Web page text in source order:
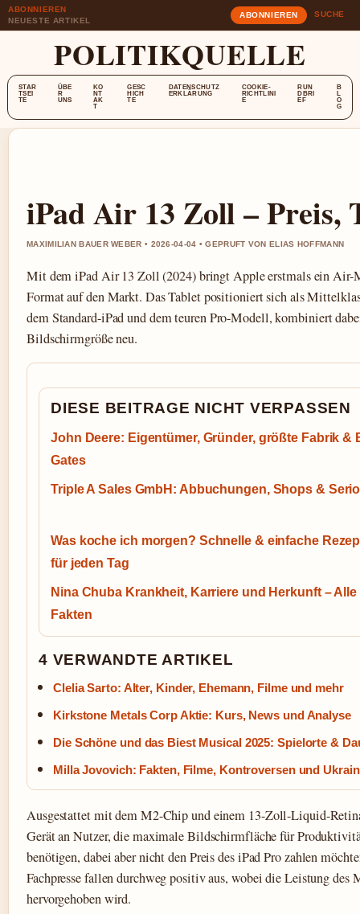
ABONNIEREN
NEUESTE ARTIKEL
ABONNIEREN SUCHE
POLITIKQUELLE
STAR
TSEI
TE
ÜBE
R
UNS
KO
NT
AK
T
GESC
HICH
TE
DATENSCHUTZ
ERKLÄRUNG
COOKIE-
RICHTLINI
E
RUN
DBRI
EF
B
L
O
G
iPad Air 13 Zoll – Preis,
MAXIMILIAN BAUER WEBER • 2026-04-04 • GEPRUFT VON ELIAS HOFFMANN
Mit dem iPad Air 13 Zoll (2024) bringt Apple erstmals ein Air-
Format auf den Markt. Das Tablet positioniert sich als
dem Standard-iPad und dem teuren Pro-Modell, kombiniert
Bildschirmgröße neu.
DIESE BEITRAGE NICHT VERPASSEN
John Deere: Eigentümer, Gründer, größte Fabrik &
Gates
Triple A Sales GmbH: Abbuchungen, Shops &
Was koche ich morgen? Schnelle & einfache
für jeden Tag
Nina Chuba Krankheit, Karriere und Herkunft – Alle
Fakten
4 VERWANDTE ARTIKEL
Clelia Sarto: Alter, Kinder, Ehemann, Filme und mehr
Kirkstone Metals Corp Aktie: Kurs, News und Analyse
Die Schöne und das Biest Musical 2025: Spielorte &
Milla Jovovich: Fakten, Filme, Kontroversen und
Ausgestattet mit dem M2-Chip und einem 13-Zoll-Liquid-
Gerät an Nutzer, die maximale Bildschirmfläche für
benötigen, dabei aber nicht den Preis des iPad Pro zahlen
Fachpresse fallen durchweg positiv aus, wobei die Leistung des
hervorgehoben wird.